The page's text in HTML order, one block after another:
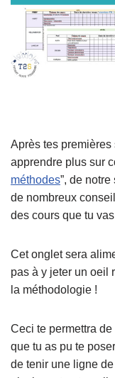
Après tes premières
apprendre plus sur
méthodes”, de
de nombreux
des cours que tu
Cet onglet sera
pas à y jeter un oeil
la méthodologie !
Ceci te permettra
que tu as pu te
de tenir une ligne